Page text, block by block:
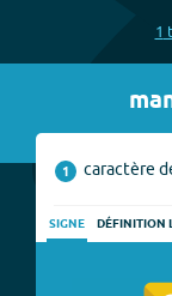
1
1 caractère
SIGNE DÉFINITION